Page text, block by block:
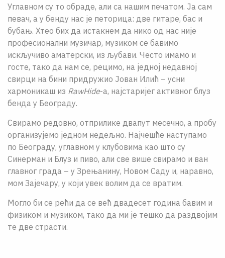
Углавном су то обраде, али са нашим печатом. Ја сам
певач, а у бенду нас је петорица: две гитаре, бас и
бубањ. Хтео бих да истакнем да нико од нас није
професионални музичар, музиком се бавимо
искључиво аматерски, из љубави. Често имамо и
госте, тако да нам се, рецимо, на једној недавној
свирци на бини придружио Јован Илић – усни
хармоникаш из RawHide-а, најстаријег активног блуз
бенда у Београду.
Свирамо редовно, отприлике двапут месечно, а пробу
организујемо једном недељно. Најчешће наступамо
по Београду, углавном у клубовима као што су
Синерман и Блуз и пиво, али све више свирамо и ван
главног града – у Зрењанину, Новом Саду и, наравно,
мом Зајечару, у који увек волим да се вратим.
Могло би се рећи да се већ двадесет година бавим и
физиком и музиком, тако да ми је тешко да раздвојим
те две страсти.